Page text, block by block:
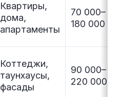
Квартиры,
дома,
апартаменты
70 000–
180 000
Коттеджи,
таунхаусы,
фасады
90 000–
220 000